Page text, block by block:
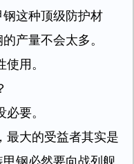
这种顶级防护材
产量不会太多。
用。
要。
最大的受益者其实是
钢必然要向战列舰